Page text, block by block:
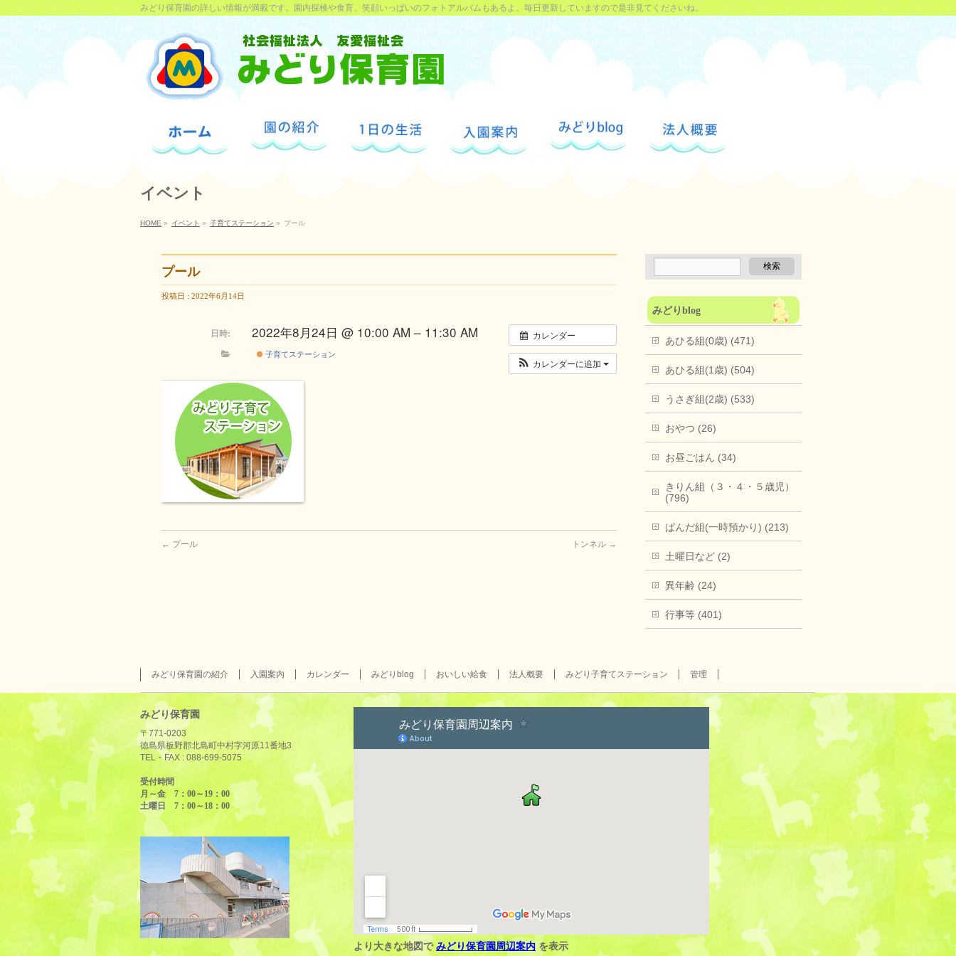
みどり保育園の詳しい情報が満載です。園内探検や食育、笑顔いっぱいのフォトアルバムもあるよ。毎日更新していますので是非見てくださいね。
イベント
HOME » イベント » 子育てステーション » プール
プール
投稿日 : 2022年6月14日
カレンダー
カレンダーに追加
日時: 2022年8月24日 @ 10:00 AM – 11:30 AM
子育てステーション
← プール トンネル →
みどりblog
あひる組(0歳) (471)
あひる組(1歳) (504)
うさぎ組(2歳) (533)
おやつ (26)
お昼ごはん (34)
きりん組（３・４・５歳児）
(796)
ぱんだ組(一時預かり) (213)
土曜日など (2)
異年齢 (24)
行事等 (401)
みどり保育園の紹介 入園案内 カレンダー みどりblog おいしい給食 法人概要 みどり子育てステーション 管理
みどり保育園
〒771-0203
徳島県板野郡北島町中村字河原11番地3
TEL・FAX : 088-699-5075
受付時間
月～金 7：00～19：00
土曜日 7：00～18：00
より大きな地図で みどり保育園周辺案内 を表示